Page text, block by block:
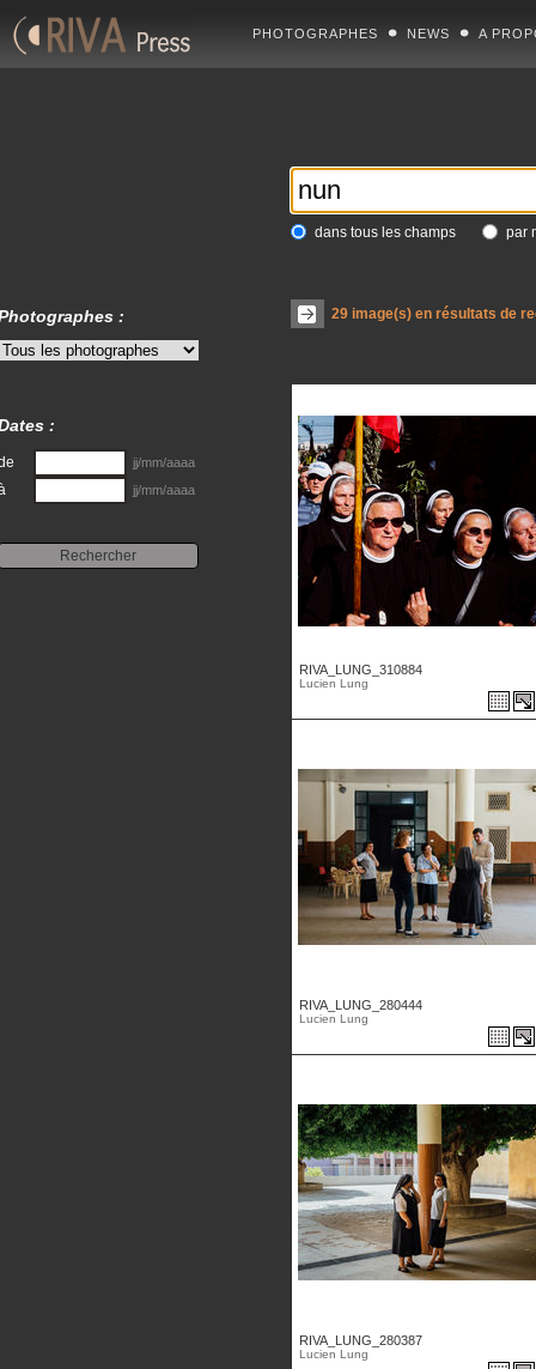
PHOTOGRAPHES NEWS A
dans tous les champs par
29image(s) en résultats de
RIVA_LUNG_310884
Lucien Lung
RIVA_LUNG_280444
Lucien Lung
RIVA_LUNG_280387
Lucien Lung
:
:
jj/mm/aaaa
jj/mm/aaaa